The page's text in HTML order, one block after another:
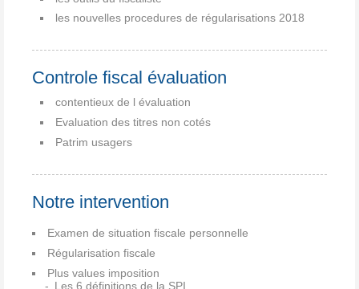
les nouvelles procedures de régularisations 2018
Controle fiscal évaluation
contentieux de l évaluation
Evaluation des titres non cotés
Patrim usagers
Notre intervention
Examen de situation fiscale personnelle
Régularisation fiscale
Plus values imposition
Les 6 définitions de la SPI